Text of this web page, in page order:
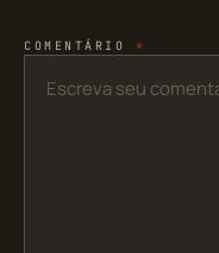
COMENTÁRIO *